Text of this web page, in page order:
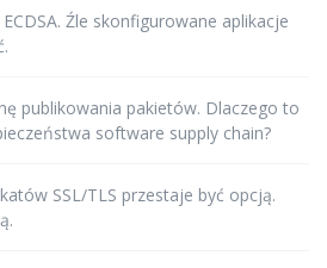
Źle skonfigurowane aplikacje
publikowania pakietów. Dlaczego to
software supply chain?
SSL/TLS przestaje być opcją.